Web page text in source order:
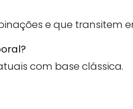
e que transitem
com base clássica.